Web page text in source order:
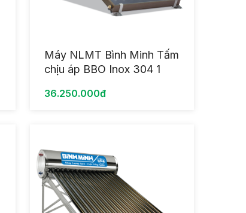
Máy NLMT Bình Minh Tấm
chịu áp BBO Inox 304 1
36.250.000đ